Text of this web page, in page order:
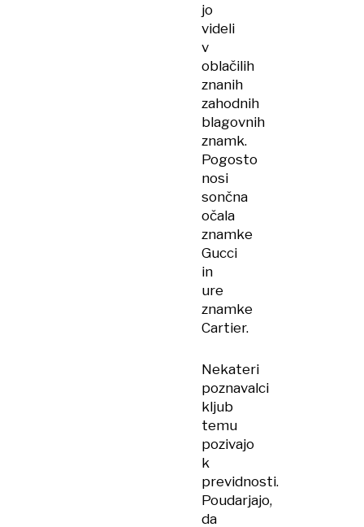
jo
videli
v
oblačilih
znanih
zahodnih
blagovnih
znamk.
Pogosto
nosi
sončna
očala
znamke
Gucci
in
ure
znamke
Cartier.
Nekateri
poznavalci
kljub
temu
pozivajo
k
previdnosti.
Poudarjajo,
da